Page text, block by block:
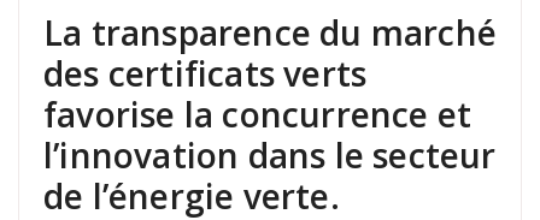
La transparence du marché
des certificats verts
favorise la concurrence et
l’innovation dans le secteur
de l’énergie verte.